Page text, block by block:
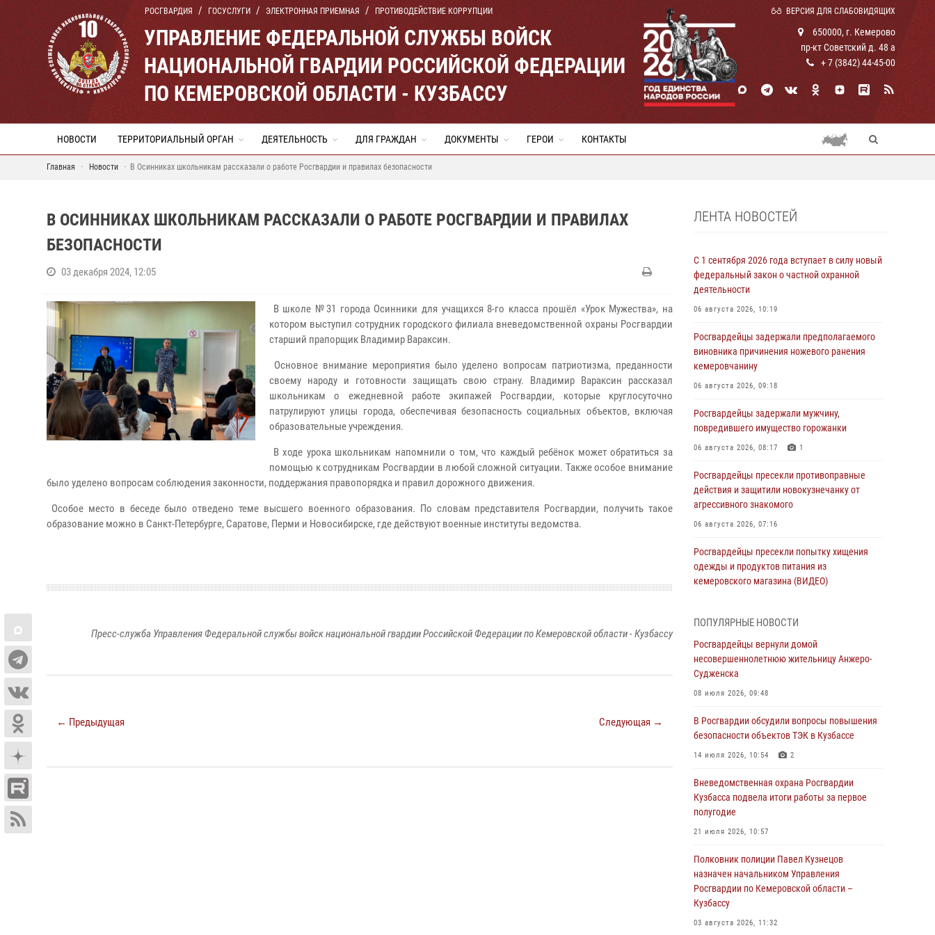
РОСГВАРДИЯ ГОСУСЛУГИ ЭЛЕКТРОННАЯ ПРИЕМНАЯ ПРОТИВОДЕЙСТВИЕ КОРРУПЦИИ ВЕРСИЯ ДЛЯ СЛАБОВИДЯЩИХ
УПРАВЛЕНИЕ ФЕДЕРАЛЬНОЙ СЛУЖБЫ ВОЙСК
НАЦИОНАЛЬНОЙ ГВАРДИИ РОССИЙСКОЙ ФЕДЕРАЦИИ
ПО КЕМЕРОВСКОЙ ОБЛАСТИ - КУЗБАССУ
650000, г. Кемерово
пр-кт Советский д. 48 а
+ 7 (3842) 44-45-00
НОВОСТИ ТЕРРИТОРИАЛЬНЫЙ ОРГАН ДЕЯТЕЛЬНОСТЬ ДЛЯ ГРАЖДАН ДОКУМЕНТЫ ГЕРОИ КОНТАКТЫ
Главная Новости В Осинниках школьникам рассказали о работе Росгвардии и правилах безопасности
В ОСИННИКАХ ШКОЛЬНИКАМ РАССКАЗАЛИ О РАБОТЕ РОСГВАРДИИ И ПРАВИЛАХ
БЕЗОПАСНОСТИ
03 декабря 2024, 12:05
В школе №31 города Осинники для учащихся 8-го класса прошёл «Урок Мужества», на
котором выступил сотрудник городского филиала вневедомственной охраны Росгвардии
старший прапорщик Владимир Вараксин.
Основное внимание мероприятия было уделено вопросам патриотизма, преданности
своему народу и готовности защищать свою страну. Владимир Вараксин рассказал
школьникам о ежедневной работе экипажей Росгвардии, которые круглосуточно
патрулируют улицы города, обеспечивая безопасность социальных объектов, включая
образовательные учреждения.
В ходе урока школьникам напомнили о том, что каждый ребёнок может обратиться за
помощью к сотрудникам Росгвардии в любой сложной ситуации. Также особое внимание
было уделено вопросам соблюдения законности, поддержания правопорядка и правил дорожного движения.
Особое место в беседе было отведено теме высшего военного образования. По словам представителя Росгвардии, получить такое
образование можно в Санкт-Петербурге, Саратове, Перми и Новосибирске, где действуют военные институты ведомства.
Пресс-служба Управления Федеральной службы войск национальной гвардии Российской Федерации по Кемеровской области - Кузбассу
← Предыдущая Следующая →
ЛЕНТА НОВОСТЕЙ
С 1 сентября 2026 года вступает в силу новый
федеральный закон о частной охранной
деятельности
06 августа 2026, 10:19
Росгвардейцы задержали предполагаемого
виновника причинения ножевого ранения
кемеровчанину
06 августа 2026, 09:18
Росгвардейцы задержали мужчину,
повредившего имущество горожанки
06 августа 2026, 08:17 1
Росгвардейцы пресекли противоправные
действия и защитили новокузнечанку от
агрессивного знакомого
06 августа 2026, 07:16
Росгвардейцы пресекли попытку хищения
одежды и продуктов питания из
кемеровского магазина (ВИДЕО)
В Кузбассе стартовал чемпионат Сибирского
ордена Жукова округа Росгвардии по
служебно-боевой стрельбе
05 августа 2026, 10:53
дебошира, устроившего конфликт в
медицинском учреждении
05 августа 2026, 09:30
Росгвардейцы задержали участника драки,
причинившего побои оппоненту
05 августа 2026, 08:50
общественного порядка на городском пляже
05 августа 2026, 08:10
Росгвардейцы в Юрге пресекли попытку
проникновения на территорию частного
ПОПУЛЯРНЫЕ НОВОСТИ
Росгвардейцы вернули домой
несовершеннолетнюю жительницу Анжеро-
Судженска
08 июля 2026, 09:48
В Росгвардии обсудили вопросы повышения
безопасности объектов ТЭК в Кузбассе
14 июля 2026, 10:54 2
Вневедомственная охрана Росгвардии
Кузбасса подвела итоги работы за первое
полугодие
21 июля 2026, 10:57
Полковник полиции Павел Кузнецов
назначен начальником Управления
Росгвардии по Кемеровской области –
Кузбассу
03 августа 2026, 11:32